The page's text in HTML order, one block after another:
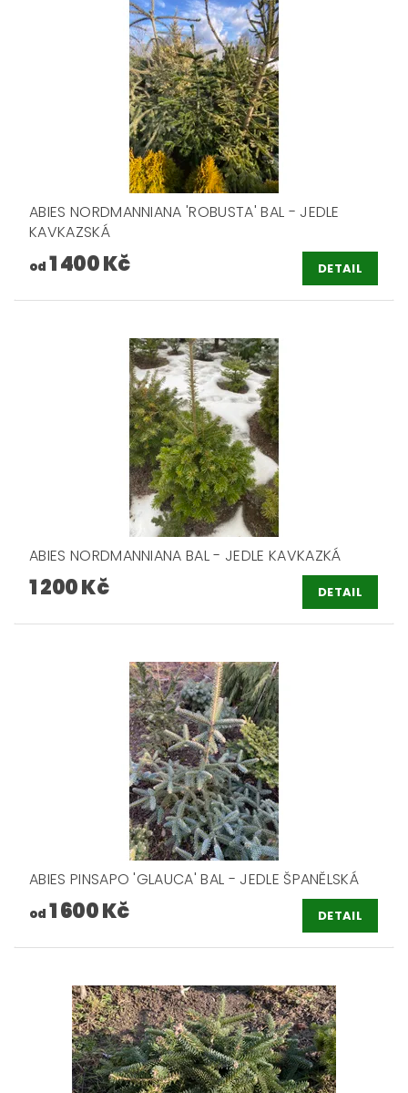
ABIES NORDMANNIANA 'ROBUSTA' BAL - JEDLE
KAVKAZSKÁ
od 1 400 Kč DETAIL
ABIES NORDMANNIANA BAL - JEDLE KAVKAZKÁ
1 200 Kč DETAIL
ABIES PINSAPO 'GLAUCA' BAL - JEDLE ŠPANĚLSKÁ
od 1 600 Kč DETAIL